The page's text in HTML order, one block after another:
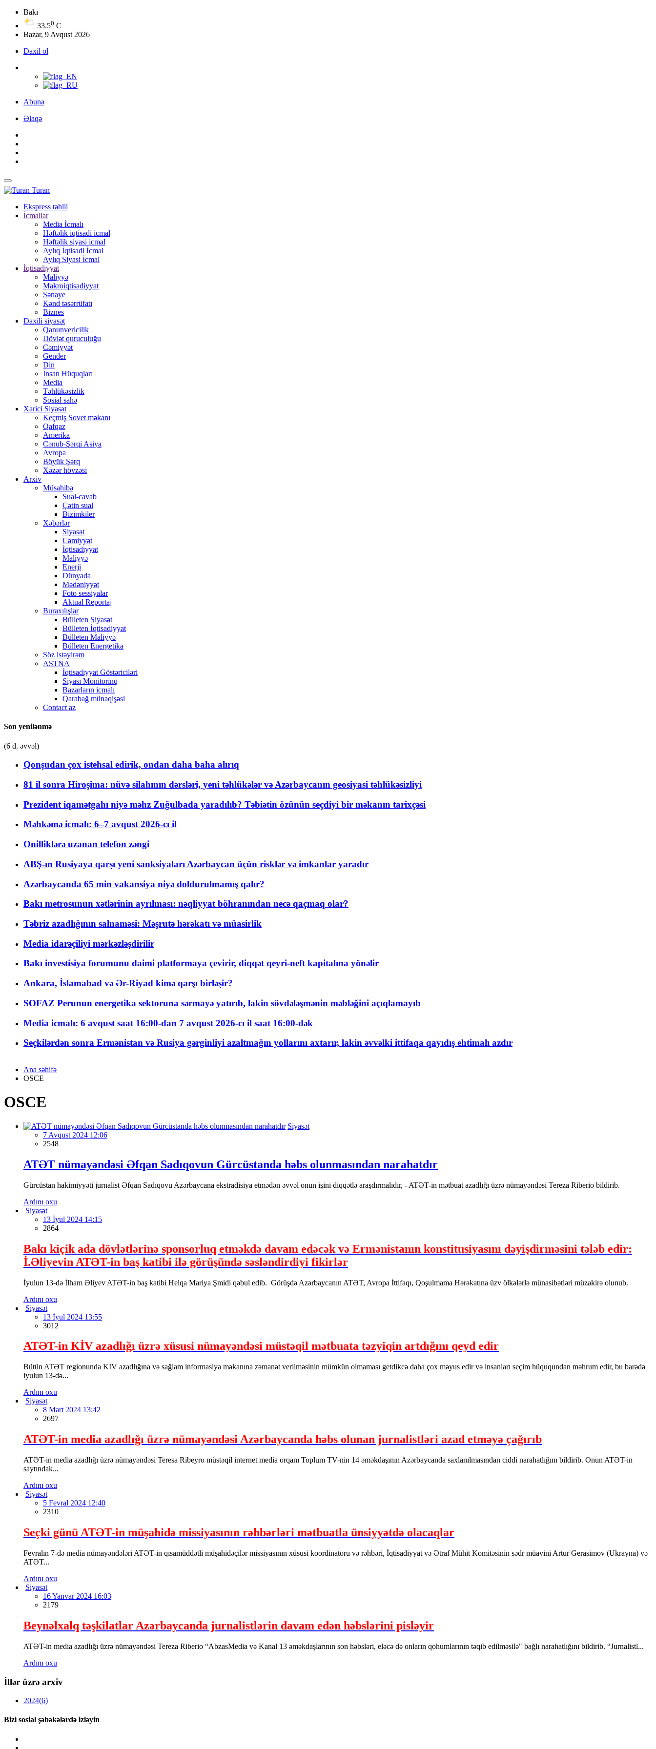
Bakı
33.50 C
Bazar, 9 Avqust 2026
Daxil ol
Abunə
Əlaqə
Turan
Ekspress təhlil
İcmallar
Media İcmalı
Həftəlik iqtisadi icmal
Həftəlik siyasi icmal
Aylıq İqtisadi İcmal
Aylıq Siyasi İcmal
İqtisadiyyat
Maliyyə
Makroiqtisadiyyat
Sənaye
Kənd təsərrüfatı
Biznes
Daxili siyasət
Qanunvericilik
Dövlət quruculuğu
Cəmiyyət
Gender
Din
İnsan Hüquqları
Media
Təhlükəsizlik
Sosial sahə
Xarici Siyasət
Keçmiş Sovet məkanı
Qafqaz
Amerika
Cənub-Şərqi Asiya
Avropa
Böyük Şərq
Xəzər hövzəsi
Arxiv
Müsahibə
Sual-cavab
Çətin sual
Bizimkiler
Xəbərlər
Siyasət
Cəmiyyət
İqtisadiyyat
Maliyyə
Enerji
Dünyada
Mədəniyyət
Foto sessiyalar
Aktual Reportaj
Buraxılışlar
Bülleten Siyasət
Bülleten İqtisadiyyat
Bülleten Maliyyə
Bülleten Energetika
Söz istəyirəm
ASTNA
İqtisadiyyat Göstəriciləri
Siyası Monitorinq
Bazarların icmalı
Qarabağ münaqişəsi
Contact az
Son yenilənmə
(6 d. əvvəl)
Qonşudan çox istehsal edirik, ondan daha baha alırıq
81 il sonra Hiroşima: nüvə silahının dərsləri, yeni təhlükələr və Azərbaycanın geosiyasi təhlükəsizliyi
Prezident iqamətgahı niyə məhz Zuğulbada yaradılıb? Təbiətin özünün seçdiyi bir məkanın tarixçəsi
Məhkəmə icmalı: 6–7 avqust 2026-cı il
Onilliklərə uzanan telefon zəngi
ABŞ-ın Rusiyaya qarşı yeni sanksiyaları Azərbaycan üçün risklər və imkanlar yaradır
Azərbaycanda 65 min vakansiya niyə doldurulmamış qalır?
Bakı metrosunun xətlərinin ayrılması: nəqliyyat böhranından necə qaçmaq olar?
Təbriz azadlığının salnaməsi: Məşrutə hərəkatı və müasirlik
Media idarəçiliyi mərkəzləşdirilir
Bakı investisiya forumunu daimi platformaya çevirir, diqqət qeyri-neft kapitalına yönəlir
Ankara, İslamabad və Ər-Riyad kimə qarşı birləşir?
SOFAZ Perunun energetika sektoruna sərmayə yatırıb, lakin sövdələşmənin məbləğini açıqlamayıb
Media icmalı: 6 avqust saat 16:00-dan 7 avqust 2026-cı il saat 16:00-dək
Seçkilərdən sonra Ermənistan və Rusiya gərginliyi azaltmağın yollarını axtarır, lakin əvvəlki ittifaqa qayıdış ehtimalı azdır
Ana səhifə
OSCE
OSCE
Siyasət
7 Avqust 2024 12:06
2548
ATƏT nümayəndəsi Əfqan Sadıqovun Gürcüstanda həbs olunmasından narahatdır
Gürcüstan hakimiyyəti jurnalist Əfqan Sadıqovu Azərbaycana ekstradisiya etmədən əvvəl onun işini diqqətlə araşdırmalıdır, - ATƏT-in mətbuat azadlığı üzrə nümayəndəsi Tereza Riberio bildirib.
Ardını oxu
Siyasət
13 İyul 2024 14:15
2864
Bakı kiçik ada dövlətlərinə sponsorluq etməkdə davam edəcək və Ermənistanın konstitusiyasını dəyişdirməsini tələb edir:
İ.Əliyevin ATƏT-in baş katibi ilə görüşündə səsləndirdiyi fikirlər
İyulun 13-də İlham Əliyev ATƏT-in baş katibi Helqa Mariya Şmidi qəbul edib. Görüşdə Azərbaycanın ATƏT, Avropa İttifaqı, Qoşulmama Hərəkatına üzv ölkələrlə münasibətləri müzakirə olunub.
Ardını oxu
Siyasət
13 İyul 2024 13:55
3012
ATƏT-in KİV azadlığı üzrə xüsusi nümayəndəsi müstəqil mətbuata təzyiqin artdığını qeyd edir
Bütün ATƏT regionunda KİV azadlığına və sağlam informasiya məkanına zəmanət verilməsinin mümkün olmaması getdikcə daha çox məyus edir və insanları seçim hüququndan məhrum edir, bu barədə
iyulun 13-də...
Ardını oxu
Siyasət
8 Mart 2024 13:42
2697
ATƏT-in media azadlığı üzrə nümayəndəsi Azərbaycanda həbs olunan jurnalistləri azad etməyə çağırıb
ATƏT-in media azadlığı üzrə nümayəndəsi Teresa Ribeyro müstəqil internet media orqanı Toplum TV-nin 14 əməkdaşının Azərbaycanda saxlanılmasından ciddi narahatlığını bildirib. Onun ATƏT-in
saytındak...
Ardını oxu
Siyasət
5 Fevral 2024 12:40
2310
Seçki günü ATƏT-in müşahidə missiyasının rəhbərləri mətbuatla ünsiyyətdə olacaqlar
Fevralın 7-də media nümayəndələri ATƏT-in qısamüddətli müşahidəçilər missiyasının xüsusi koordinatoru və rəhbəri, İqtisadiyyat və Ətraf Mühit Komitəsinin sədr müavini Artur Gerasimov (Ukrayna) və
ATƏT...
Ardını oxu
Siyasət
16 Yanvar 2024 16:03
2179
Beynəlxalq təşkilatlar Azərbaycanda jurnalistlərin davam edən həbslərini pisləyir
ATƏT-in media azadlığı üzrə nümayəndəsi Tereza Riberio “AbzasMedia və Kanal 13 əməkdaşlarının son həbsləri, eləcə də onların qohumlarının təqib edilməsilə" bağlı narahatlığını bildirib. “Jurnalistl...
Ardını oxu
İllər üzrə arxiv
2024(6)
Bizi sosial şəbəkələrdə izləyin